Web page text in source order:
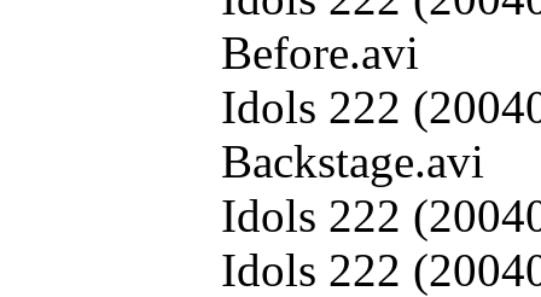
Before.avi
Idols 222
Backstage.avi
Idols 222
Idols 222